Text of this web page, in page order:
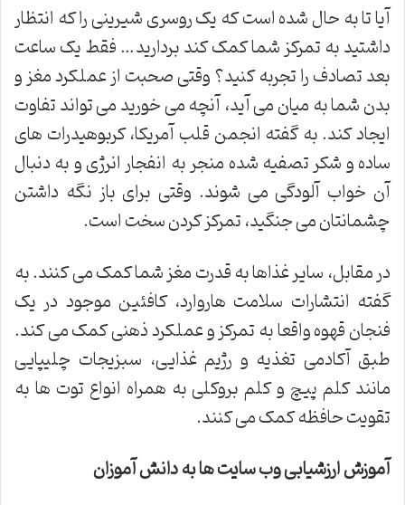
آیا تا به حال شده است که یک روسری شیرینی را که انتظار
داشتید به تمرکز شما کمک کند بردارید… فقط یک ساعت
بعد تصادف را تجربه کنید؟ وقتی صحبت از عملکرد مغز و
بدن شما به میان می آید، آنچه می خورید می تواند تفاوت
ایجاد کند. به گفته انجمن قلب آمریکا، کربوهیدرات های
ساده و شکر تصفیه شده منجر به انفجار انرژی و به دنبال
آن خواب آلودگی می شوند. وقتی برای باز نگه داشتن
چشمانتان می جنگید، تمرکز کردن سخت است.
در مقابل، سایر غذاها به قدرت مغز شما کمک می کنند. به
گفته انتشارات سلامت هاروارد، کافئین موجود در یک
فنجان قهوه واقعا به تمرکز و عملکرد ذهنی کمک می کند.
طبق آکادمی تغذیه و رژیم غذایی، سبزیجات چلیپایی
مانند کلم پیچ و کلم بروکلی به همراه انواع توت ها به
تقویت حافظه کمک می کنند.
آموزش ارزشیابی وب سایت ها به دانش آموزان